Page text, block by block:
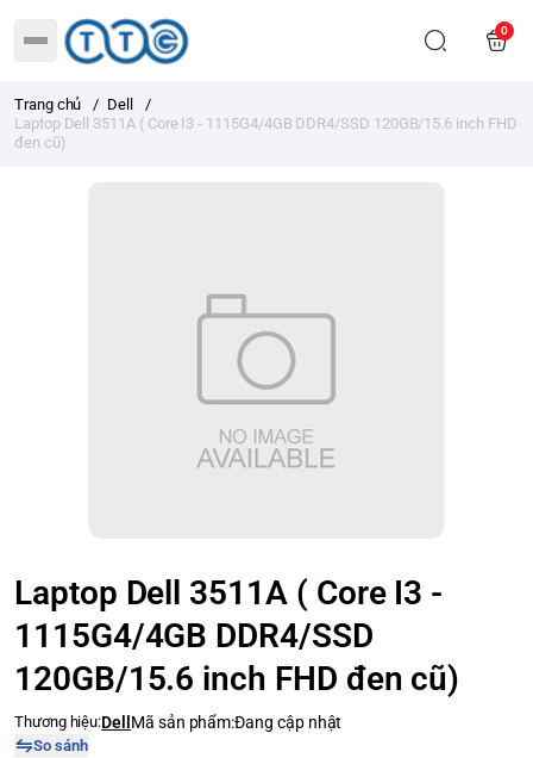
0
Trang chủ / Dell
/
Laptop Dell 3511A ( Core I3 - 1115G4/4GB DDR4/SSD 120GB/15.6 inch FHD
đen cũ)
Laptop Dell 3511A ( Core I3 -
1115G4/4GB DDR4/SSD
120GB/15.6 inch FHD đen cũ)
Thương hiệu:Dell Mã sản phẩm:Đang cập nhật
So sánh